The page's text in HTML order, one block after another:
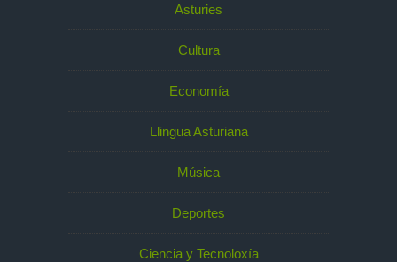
Asturies
Cultura
Economía
Llingua Asturiana
Música
Deportes
Ciencia y Tecnoloxía